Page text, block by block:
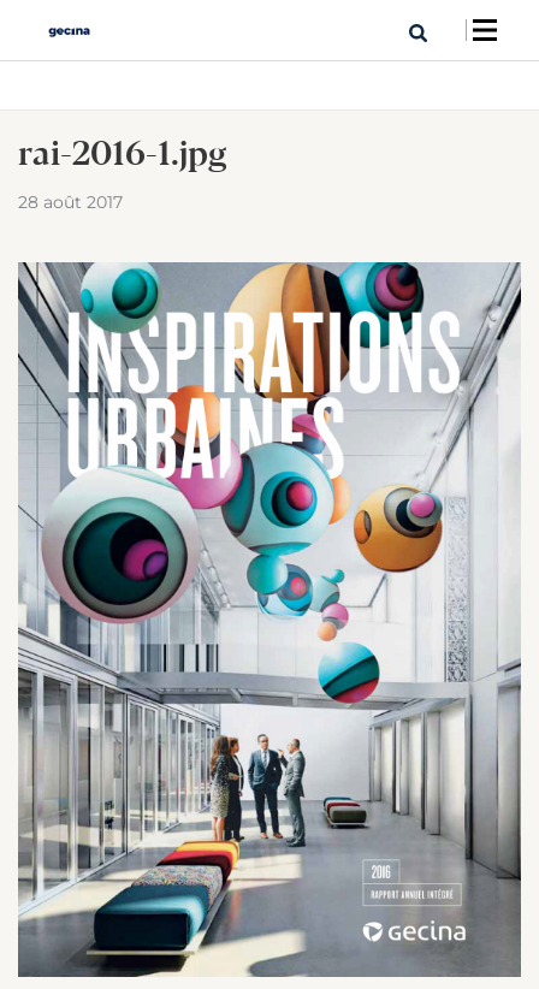
rai-2016-1.jpg
28 août 2017